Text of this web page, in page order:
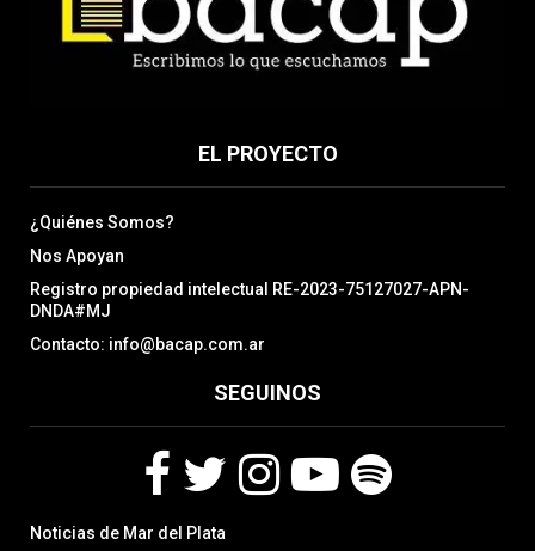
EL PROYECTO
¿Quiénes Somos?
Nos Apoyan
Registro propiedad intelectual RE-2023-75127027-APN-
DNDA#MJ
Contacto: info@bacap.com.ar
SEGUINOS
a
w
Noticias de Mar del Plata